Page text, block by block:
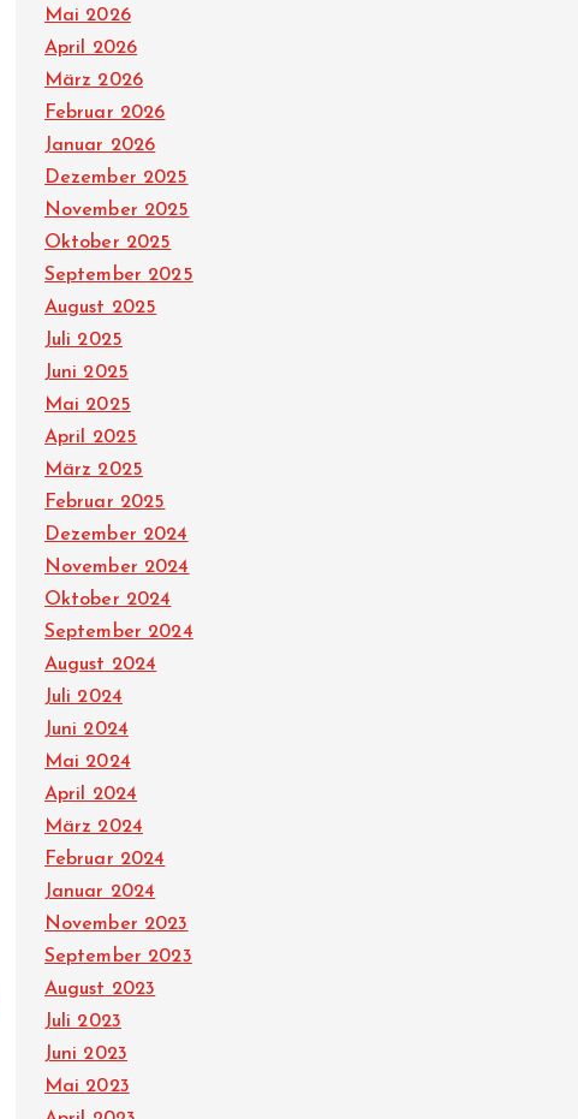
Mai 2026
April 2026
März 2026
Februar 2026
Januar 2026
Dezember 2025
November 2025
Oktober 2025
September 2025
August 2025
Juli 2025
Juni 2025
Mai 2025
April 2025
März 2025
Februar 2025
Dezember 2024
November 2024
Oktober 2024
September 2024
August 2024
Juli 2024
Juni 2024
Mai 2024
April 2024
März 2024
Februar 2024
Januar 2024
November 2023
September 2023
August 2023
Juli 2023
Juni 2023
Mai 2023